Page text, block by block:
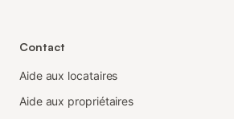
Contact
Aide aux locataires
Aide aux propriétaires